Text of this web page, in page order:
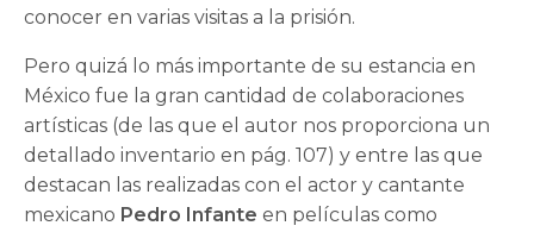
conocer en varias visitas a la prisión.
Pero quizá lo más importante de su estancia en
México fue la gran cantidad de colaboraciones
artísticas (de las que el autor nos proporciona un
detallado inventario en pág. 107) y entre las que
destacan las realizadas con el actor y cantante
mexicano Pedro Infante en películas como